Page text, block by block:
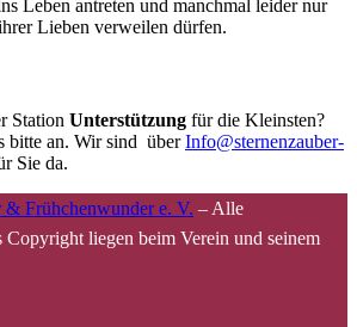
Leben antreten und manchmal leider nur
Lieben verweilen dürfen.
Station Unterstützung für die Kleinsten?
bitte an. Wir sind überInfo@sternenzauber-
Sie da.
& Frühchenwunder e. V. – Alle
Copyright liegen beim Verein und seinem